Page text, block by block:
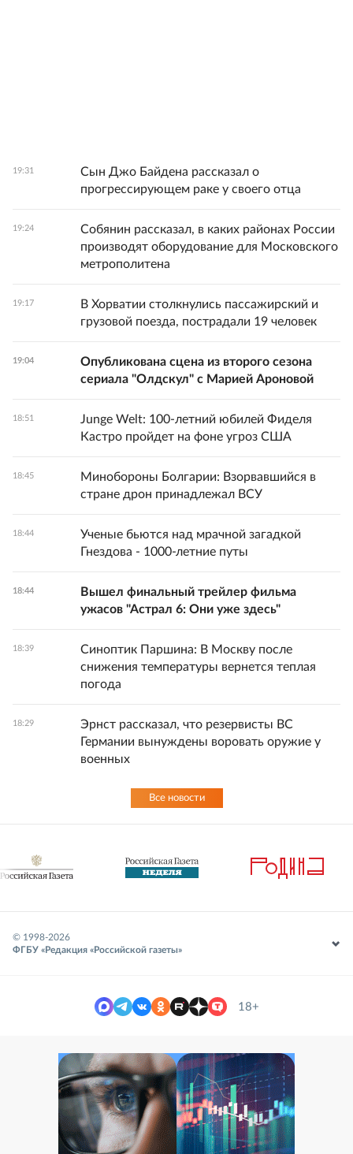
19:31
Сын Джо Байдена рассказал о
прогрессирующем раке у своего отца
19:24
Собянин рассказал, в каких районах России
производят оборудование для Московского
метрополитена
19:17
В Хорватии столкнулись пассажирский и
грузовой поезда, пострадали 19 человек
19:04
Опубликована сцена из второго сезона
сериала "Олдскул" с Марией Ароновой
18:51
Junge Welt: 100-летний юбилей Фиделя
Кастро пройдет на фоне угроз США
18:45
Минобороны Болгарии: Взорвавшийся в
стране дрон принадлежал ВСУ
18:44
Ученые бьются над мрачной загадкой
Гнездова - 1000-летние путы
18:44
Вышел финальный трейлер фильма
ужасов "Астрал 6: Они уже здесь"
18:39
Синоптик Паршина: В Москву после
снижения температуры вернется теплая
погода
18:29
Эрнст рассказал, что резервисты ВС
Германии вынуждены воровать оружие у
военных
Все новости
© 1998-2026
ФГБУ «Редакция «Российской газеты»
18+